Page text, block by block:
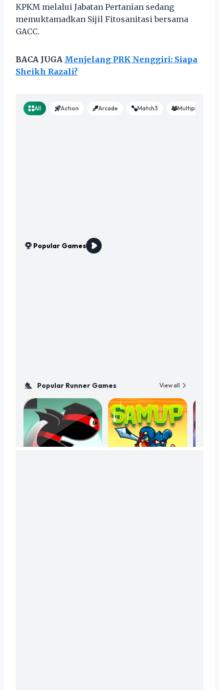
KPKM melalui Jabatan Pertanian sedang
memuktamadkan Sijil Fitosanitasi bersama
GACC.
BACA JUGA Menjelang PRK Nenggiri: Siapa
Sheikh Razali?